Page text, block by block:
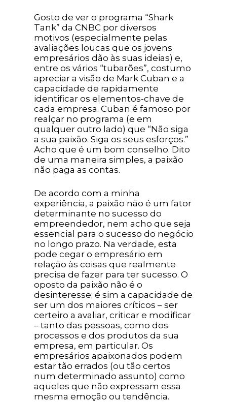
Gosto de ver o programa “Shark
Tank” da CNBC por diversos
motivos (especialmente pelas
avaliações loucas que os jovens
empresários dão às suas ideias) e,
entre os vários “tubarões”, costumo
apreciar a visão de Mark Cuban e a
capacidade de rapidamente
identificar os elementos-chave de
cada empresa. Cuban é famoso por
realçar no programa (e em
qualquer outro lado) que “Não siga
a sua paixão. Siga os seus esforços.”
Acho que é um bom conselho. Dito
de uma maneira simples, a paixão
não paga as contas.
De acordo com a minha
experiência, a paixão não é um fator
determinante no sucesso do
empreendedor, nem acho que seja
essencial para o sucesso do negócio
no longo prazo. Na verdade, esta
pode cegar o empresário em
relação às coisas que realmente
precisa de fazer para ter sucesso. O
oposto da paixão não é o
desinteresse; é sim a capacidade de
ser um dos maiores críticos – ser
certeiro a avaliar, criticar e modificar
– tanto das pessoas, como dos
processos e dos produtos da sua
empresa, em particular. Os
empresários apaixonados podem
estar tão errados (ou tão certos
num determinado assunto) como
aqueles que não expressam essa
mesma emoção ou tendência.